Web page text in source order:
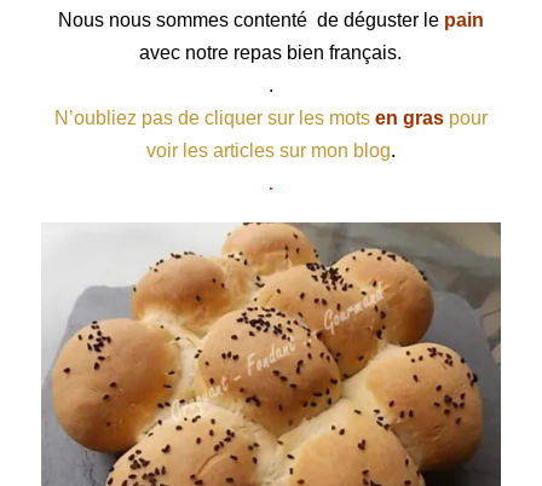
Nous nous sommes contenté de déguster le pain
avec notre repas bien français.
.
N’oubliez pas de cliquer sur les mots en gras pour
voir les articles sur mon blog.
.